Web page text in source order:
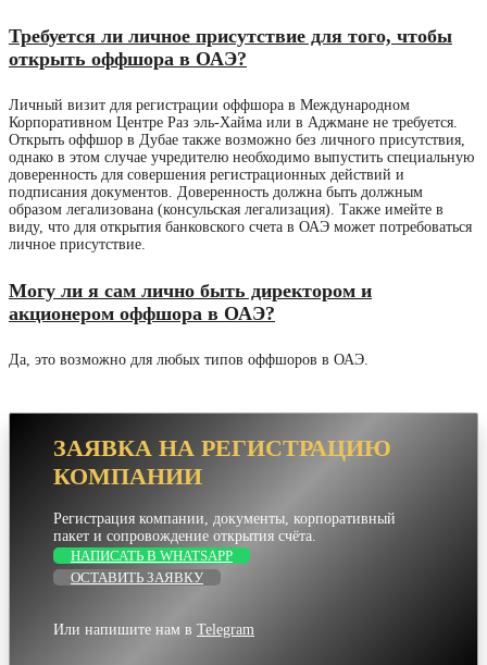
Требуется ли личное присутствие для того, чтобы
открыть оффшора в ОАЭ?
Личный визит для регистрации оффшора в Международном
Корпоративном Центре Раз эль-Хайма или в Аджмане не требуется.
Открыть оффшор в Дубае также возможно без личного присутствия,
однако в этом случае учредителю необходимо выпустить специальную
доверенность для совершения регистрационных действий и
подписания документов. Доверенность должна быть должным
образом легализована (консульская легализация). Также имейте в
виду, что для открытия банковского счета в ОАЭ может потребоваться
личное присутствие.
Могу ли я сам лично быть директором и
акционером оффшора в ОАЭ?
Да, это возможно для любых типов оффшоров в ОАЭ.
ЗАЯВКА НА РЕГИСТРАЦИЮ
КОМПАНИИ
Регистрация компании, документы, корпоративный
пакет и сопровождение открытия счёта.
НАПИСАТЬ В WHATSAPP
ОСТАВИТЬ ЗАЯВКУ
Или напишите нам в Telegram